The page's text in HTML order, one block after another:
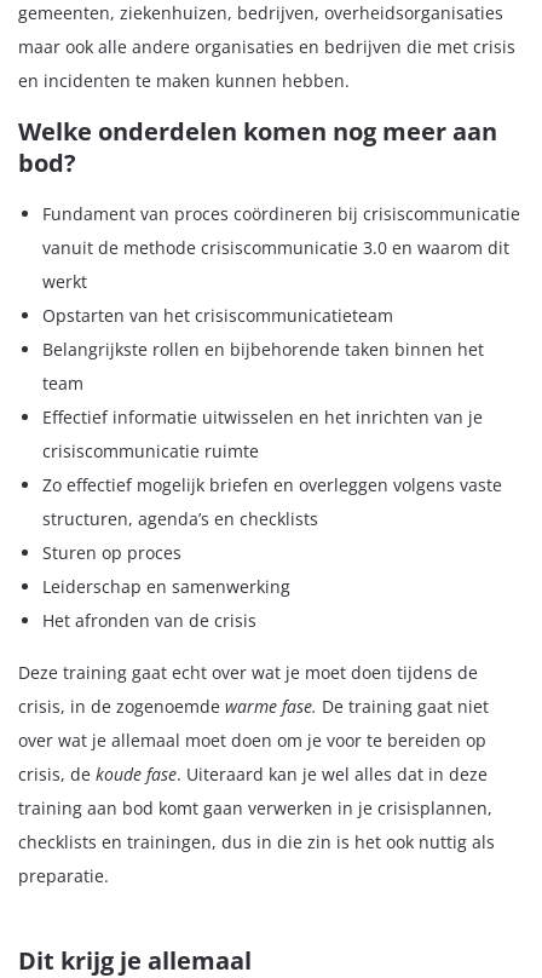
gemeenten, ziekenhuizen, bedrijven, overheidsorganisaties
maar ook alle andere organisaties en bedrijven die met crisis
en incidenten te maken kunnen hebben.
Welke onderdelen komen nog meer aan
bod?
Fundament van proces coördineren bij crisiscommunicatie
vanuit de methode crisiscommunicatie 3.0 en waarom dit
werkt
Opstarten van het crisiscommunicatieteam
Belangrijkste rollen en bijbehorende taken binnen het
team
Effectief informatie uitwisselen en het inrichten van je
crisiscommunicatie ruimte
Zo effectief mogelijk briefen en overleggen volgens vaste
structuren, agenda’s en checklists
Sturen op proces
Leiderschap en samenwerking
Het afronden van de crisis
Deze training gaat echt over wat je moet doen tijdens de
crisis, in de zogenoemde warme fase. De training gaat niet
over wat je allemaal moet doen om je voor te bereiden op
crisis, de koude fase. Uiteraard kan je wel alles dat in deze
training aan bod komt gaan verwerken in je crisisplannen,
checklists en trainingen, dus in die zin is het ook nuttig als
preparatie.
Dit krijg je allemaal